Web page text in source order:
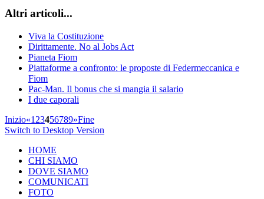
Altri articoli...
Viva la Costituzione
Dirittamente. No al Jobs Act
Pianeta Fiom
Piattaforme a confronto: le proposte di Federmeccanica e
Fiom
Pac-Man. Il bonus che si mangia il salario
I due caporali
Inizio«1 23456789»Fine
Switch to Desktop Version
HOME
CHI SIAMO
DOVE SIAMO
COMUNICATI
FOTO